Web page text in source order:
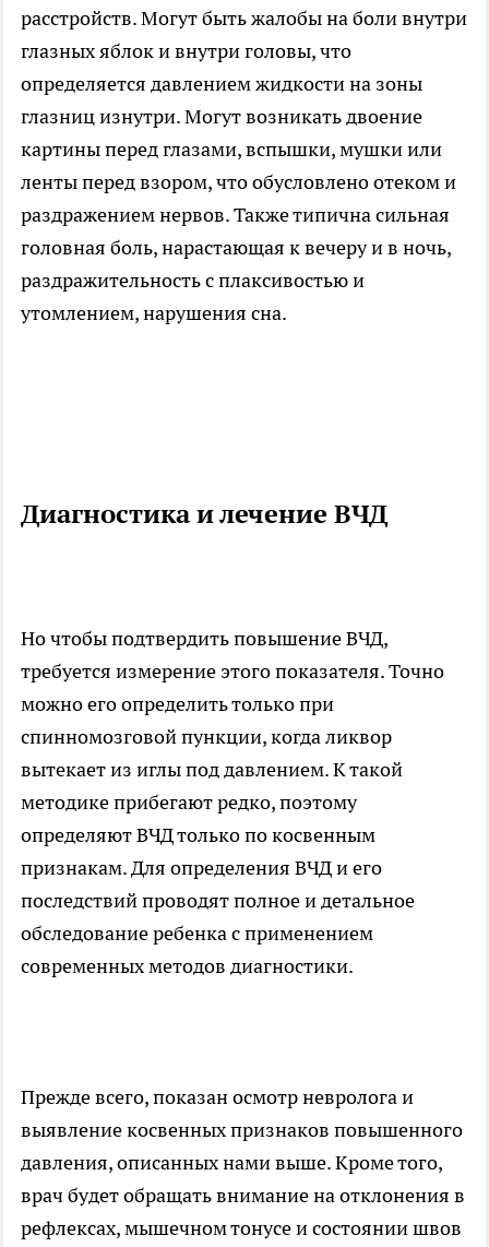
расстройств. Могут быть жалобы на боли внутри
глазных яблок и внутри головы, что
определяется давлением жидкости на зоны
глазниц изнутри. Могут возникать двоение
картины перед глазами, вспышки, мушки или
ленты перед взором, что обусловлено отеком и
раздражением нервов. Также типична сильная
головная боль, нарастающая к вечеру и в ночь,
раздражительность с плаксивостью и
утомлением, нарушения сна.
Диагностика и лечение ВЧД
Но чтобы подтвердить повышение ВЧД,
требуется измерение этого показателя. Точно
можно его определить только при
спинномозговой пункции, когда ликвор
вытекает из иглы под давлением. К такой
методике прибегают редко, поэтому
определяют ВЧД только по косвенным
признакам. Для определения ВЧД и его
последствий проводят полное и детальное
обследование ребенка с применением
современных методов диагностики.
Прежде всего, показан осмотр невролога и
выявление косвенных признаков повышенного
давления, описанных нами выше. Кроме того,
врач будет обращать внимание на отклонения в
рефлексах, мышечном тонусе и состоянии швов